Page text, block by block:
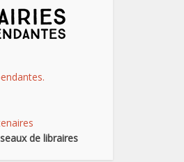
de libraires